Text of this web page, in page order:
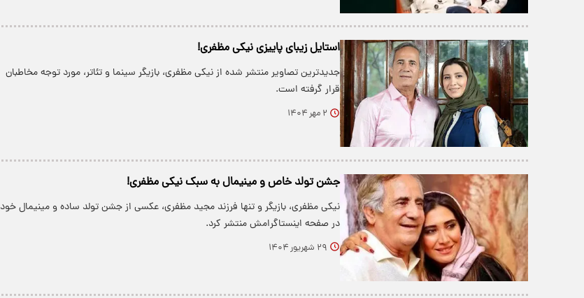
استایل زیبای پاییزی نیکی مظفری!
جدیدترین تصاویر منتشر شده از نیکی مظفری، بازیگر سینما و تئاتر، مورد توجه مخاطبان
قرار گرفته است.
۲ مهر ۱۴۰۴
جشن تولد خاص و مینیمال به سبک نیکی مظفری!
نیکی مظفری، بازیگر و تنها فرزند مجید مظفری، عکسی از جشن تولد ساده و مینیمال خود
در صفحه اینستاگرامش منتشر کرد.
۲۹ شهریور ۱۴۰۴